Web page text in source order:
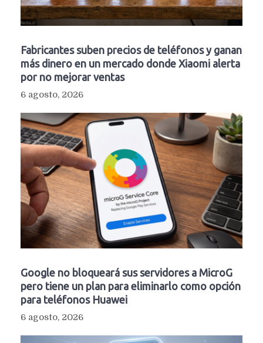
Fabricantes suben precios de teléfonos y ganan
más dinero en un mercado donde Xiaomi alerta
por no mejorar ventas
6 agosto, 2026
Google no bloqueará sus servidores a MicroG
pero tiene un plan para eliminarlo como opción
para teléfonos Huawei
6 agosto, 2026